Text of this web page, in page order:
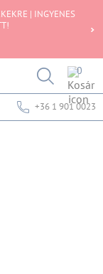
| INGYENES
0
+36 1 901 0023